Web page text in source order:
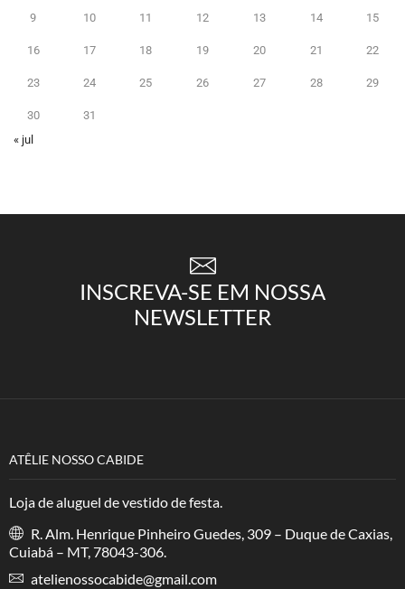
9 10 11 12 13 14 15
16 17 18 19 20 21 22
23 24 25 26 27 28 29
30
31
« jul
INSCREVA-SE EM NOSSA
NEWSLETTER
ATÊLIE NOSSO CABIDE
Loja de aluguel de vestido de festa.
R. Alm. Henrique Pinheiro Guedes, 309 – Duque de Caxias,
Cuiabá – MT, 78043-306.
atelienossocabide@gmail.com